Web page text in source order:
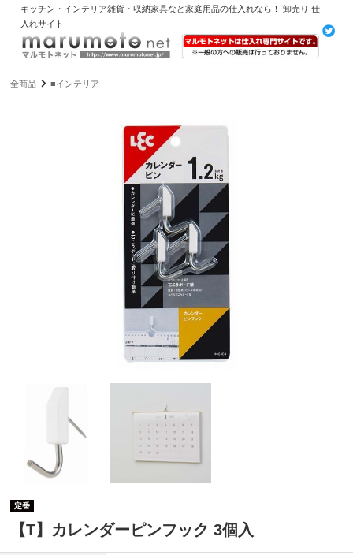
キッチン・インテリア雑貨・収納家具など家庭用品の仕入れなら！ 卸売り 仕
入れサイト
全商品 ■インテリア
定番
【T】カレンダーピンフック 3個入